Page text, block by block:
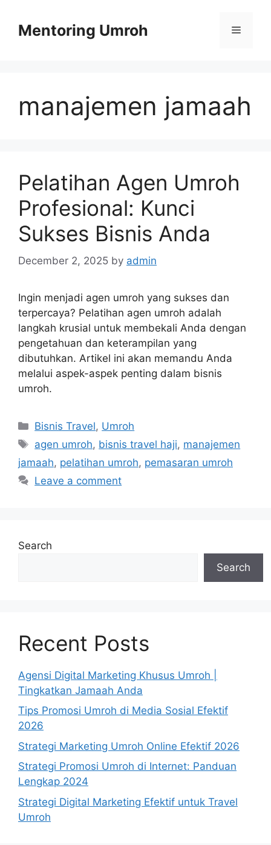
contentMentoring Umroh Menu
manajemen jamaah
Pelatihan Agen Umroh
Profesional: Kunci
Sukses Bisnis Anda
December 2, 2025 by admin
Ingin menjadi agen umroh yang sukses dan
terpercaya? Pelatihan agen umroh adalah
langkah krusial untuk membekali Anda dengan
pengetahuan dan keterampilan yang
dibutuhkan. Artikel ini akan memandu Anda
melalui aspek-aspek penting dalam bisnis
umroh.
Categories
Bisnis Travel, Umroh
Tags
agen umroh, bisnis travel haji, manajemen
jamaah, pelatihan umroh, pemasaran umroh
Leave a comment
Search
Search
Recent Posts
Agensi Digital Marketing Khusus Umroh |
Tingkatkan Jamaah Anda
Tips Promosi Umroh di Media Sosial Efektif
2026
Strategi Marketing Umroh Online Efektif 2026
Strategi Promosi Umroh di Internet: Panduan
Lengkap 2024
Strategi Digital Marketing Efektif untuk Travel
Umroh